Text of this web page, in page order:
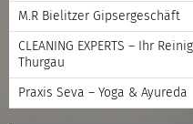
M.R Bielitzer Gipsergeschäft
CLEANING EXPERTS – Ihr
Thurgau
Praxis Seva – Yoga & Ayureda